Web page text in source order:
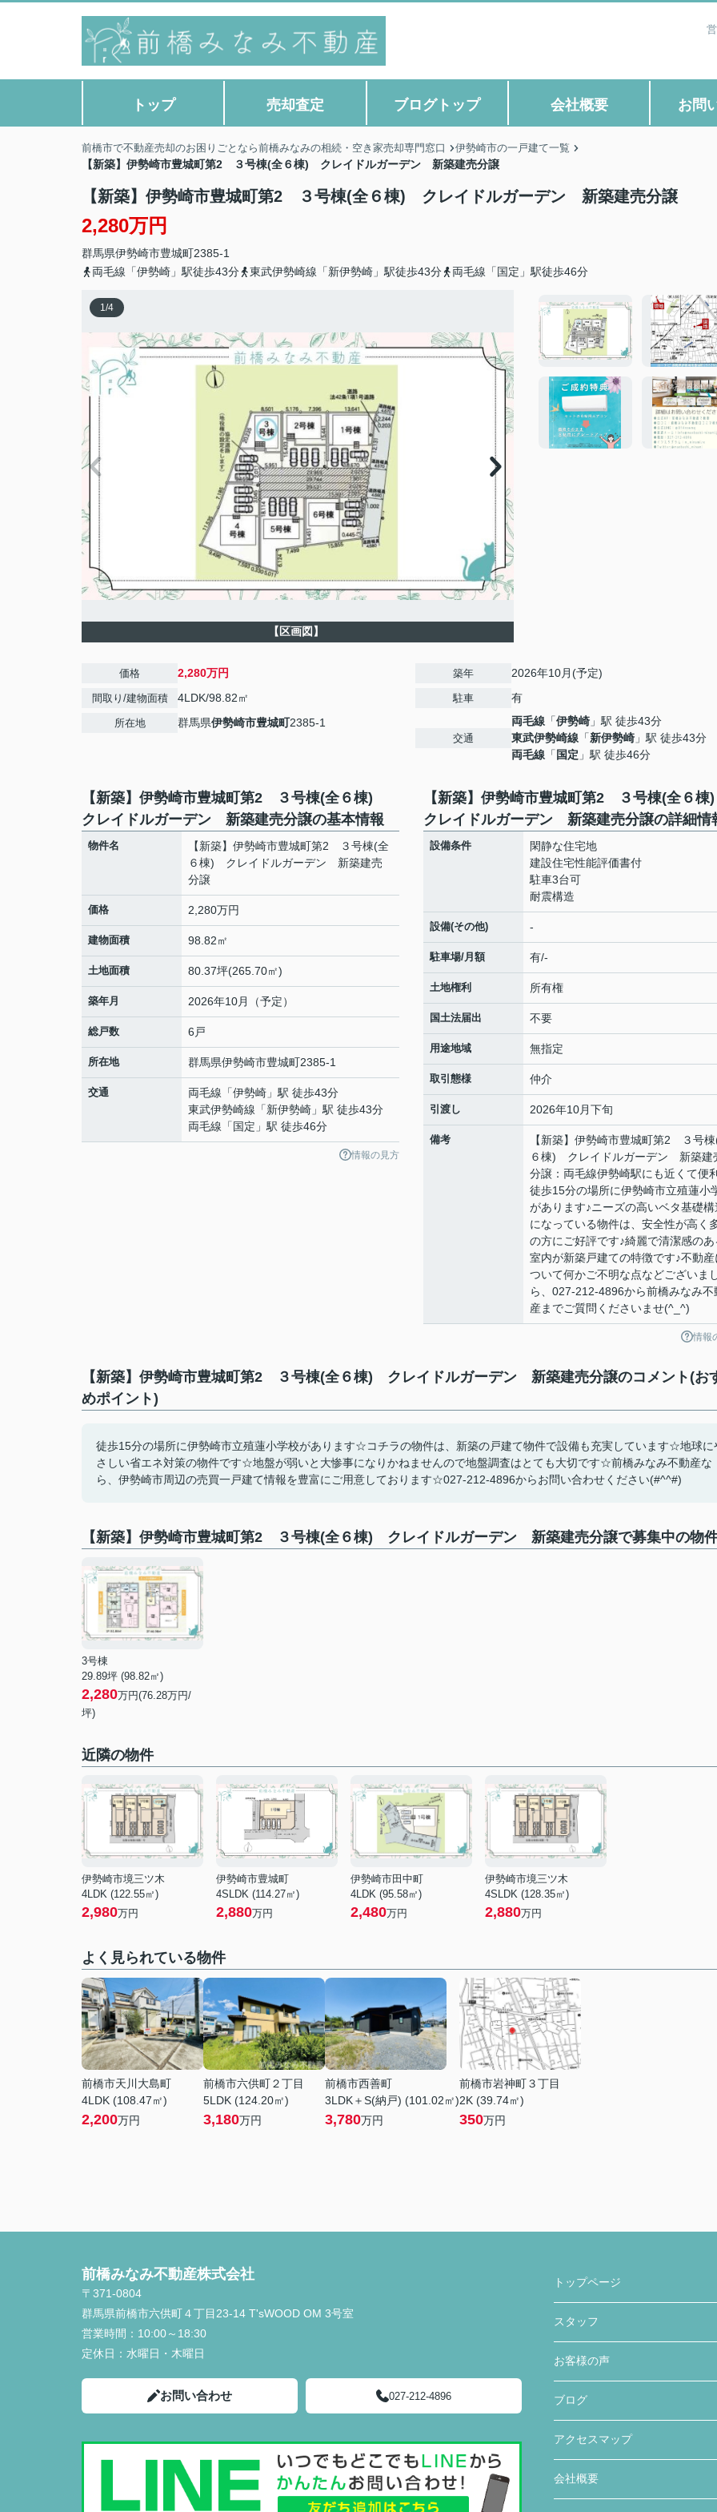
トップ 売却査定 ブログトップ 会社概要 お問
前橋市で不動産売却のお困りごとなら前橋みなみの相続・空き家売却専門窓口 伊勢崎市の一戸建て一覧
【新築】伊勢崎市豊城町第2 ３号棟(全６棟) クレイドルガーデン 新築建売分譲
【新築】伊勢崎市豊城町第2 ３号棟(全６棟) クレイドルガーデン 新築建売分譲
2,280万円
群馬県伊勢崎市豊城町2385-1
両毛線「伊勢崎」駅徒歩43分
東武伊勢崎線「新伊勢崎」駅徒歩43分 両毛線「国定」駅徒歩46分
1/4
【区画図】
価格 2,280万円
間取り/建物面積 4LDK/98.82㎡
所在地 群馬県伊勢崎市豊城町2385-1
築年 2026年10月(予定)
駐車 有
交通
両毛線 「伊勢崎 」駅 徒歩43分
東武伊勢崎線 「新伊勢崎 」駅 徒歩43分
両毛線 「 国定 」駅 徒歩46分
【新築】伊勢崎市豊城町第2 ３号棟(全６棟)
クレイドルガーデン 新築建売分譲の基本情報
物件名
【新築】伊勢崎市豊城町第2 ３号棟(全
６棟) クレイドルガーデン 新築建売
分譲
価格 2,280万円
建物面積 98.82㎡
土地面積 80.37坪(265.70㎡)
築年月 2026年10月（予定）
総戸数 6戸
所在地 群馬県伊勢崎市豊城町2385-1
交通 両毛線 「伊勢崎 」駅 徒歩43分
東武伊勢崎線 「新伊勢崎 」駅 徒歩43分
両毛線 「 国定 」駅 徒歩46分
情報の見方
【新築】伊勢崎市豊城町第2 ３号棟(全６
クレイドルガーデン 新築建売分譲の詳細情
設備条件
閑静な住宅地
建設住宅性能評価書付
駐車3台可
耐震構造
設備(その他) -
駐車場/月額 有/-
土地権利 所有権
国土法届出 不要
用途地域 無指定
取引態様 仲介
引渡し 2026年10月下旬
備考
【新築】伊勢崎市豊城町第2 ３号
６棟) クレイドルガーデン 新築建
分譲：両毛線伊勢崎駅にも近くて便
徒歩15分の場所に伊勢崎市立殖蓮小
があります♪ニーズの高いベタ基礎構
になっている物件は、安全性が高く
の方にご好評です♪綺麗で清潔感のあ
室内が新築戸建ての特徴です♪不動産
ついて何かご不明な点などございま
ら、027-212-4896から前橋みなみ不
産までご質問くださいませ(^_^)
情報
【新築】伊勢崎市豊城町第2 ３号棟(全６棟) クレイドルガーデン 新築建売分譲のコメント(お
めポイント)
徒歩15分の場所に伊勢崎市立殖蓮小学校があります☆コチラの物件は、新築の戸建て物件で設備も充実しています☆地球に
さしい省エネ対策の物件です☆地盤が弱いと大惨事になりかねませんので地盤調査はとても大切です☆前橋みなみ不動産な
ら、伊勢崎市周辺の売買一戸建て情報を豊富にご用意しております☆027-212-4896からお問い合わせください(#^^#)
【新築】伊勢崎市豊城町第2 ３号棟(全６棟) クレイドルガーデン 新築建売分譲で募集中の物
3号棟
29.89坪 (98.82㎡)
2,280万円(76.28万円/
坪)
近隣の物件
伊勢崎市境三ツ木
4LDK (122.55㎡)
2,980万円
伊勢崎市豊城町
4SLDK (114.27㎡)
2,880万円
伊勢崎市田中町
4LDK (95.58㎡)
2,480万円
伊勢崎市境三ツ木
4SLDK (128.35㎡)
2,880万円
よく見られている物件
前橋市天川大島町
4LDK (108.47㎡)
2,200万円
前橋市六供町２丁目
5LDK (124.20㎡)
3,180万円
前橋市西善町
3LDK＋S(納戸) (101.02㎡)
3,780万円
前橋市岩神町３丁目
2K (39.74㎡)
350万円
前橋みなみ不動産株式会社
〒371-0804
群馬県前橋市六供町４丁目23‐14 T'sWOOD OM 3号室
営業時間： 10:00～18:30
定休日： 水曜日・木曜日
お問い合わせ 027-212-4896
トップページ
スタッフ
お客様の声
ブログ
アクセスマップ
会社概要